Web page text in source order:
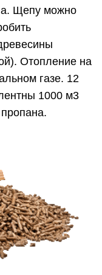
Щепу можно
Отопление на
газе. 12
1000 м3